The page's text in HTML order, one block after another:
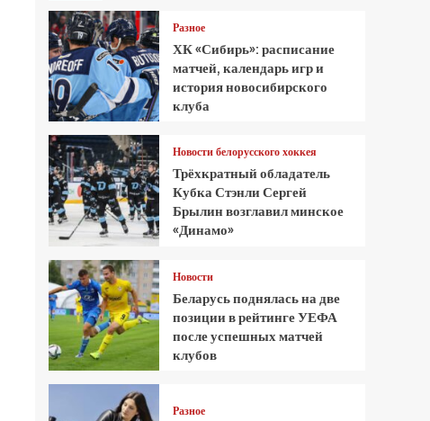
Разное
ХК «Сибирь»: расписание
матчей, календарь игр и
история новосибирского
клуба
Новости белорусского хоккея
Трёхкратный обладатель
Кубка Стэнли Сергей
Брылин возглавил минское
«Динамо»
Новости
Беларусь поднялась на две
позиции в рейтинге УЕФА
после успешных матчей
клубов
Разное